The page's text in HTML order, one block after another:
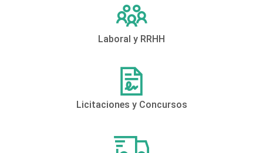
Laboral y RRHH
Licitaciones y Concursos